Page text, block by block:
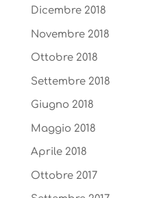
Dicembre 2018
Novembre 2018
Ottobre 2018
Settembre 2018
Giugno 2018
Maggio 2018
Aprile 2018
Ottobre 2017